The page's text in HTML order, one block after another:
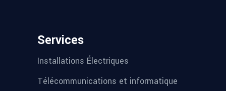
Services
Installations Électriques
Télécommunications et informatique